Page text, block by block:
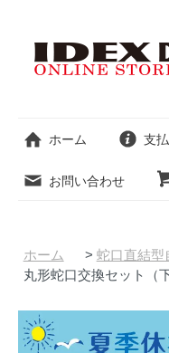
ホーム 支
お問い合わせ
ホーム > 蛇口直結型
丸形蛇口交換セット（